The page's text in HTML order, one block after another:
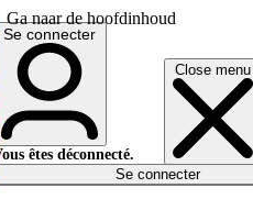
Ga naar de hoofdinhoud
Close menu
English
Deutsch
Se connecter
êtes déconnecté.
Se connecter